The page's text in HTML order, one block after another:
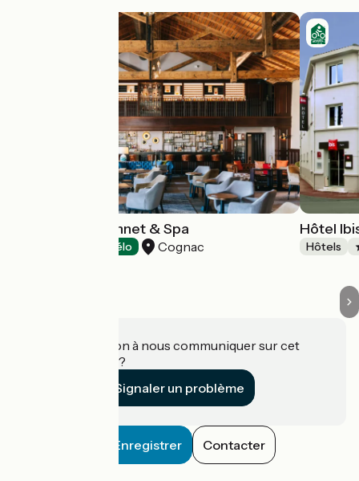
Hôtel Chais Monnet & Spa
Accueil Vélo Cognac
Hôtel
Hôtels
Une information à nous communiquer sur cet
établissement ?
Signaler un problème
Enregistrer Contacter